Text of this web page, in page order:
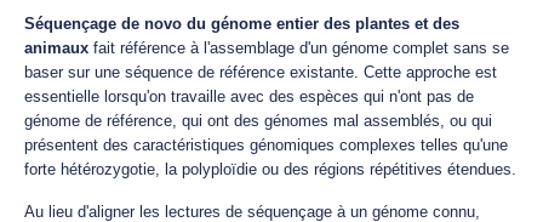
Séquençage de novo du génome entier des plantes et des
animaux fait référence à l'assemblage d'un génome complet sans se
baser sur une séquence de référence existante. Cette approche est
essentielle lorsqu'on travaille avec des espèces qui n'ont pas de
génome de référence, qui ont des génomes mal assemblés, ou qui
présentent des caractéristiques génomiques complexes telles qu'une
forte hétérozygotie, la polyploïdie ou des régions répétitives étendues.
Au lieu d'aligner les lectures de séquençage à un génome connu,